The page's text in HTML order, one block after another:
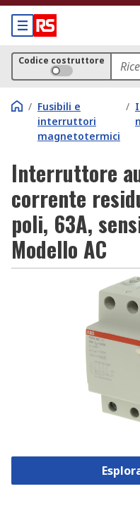
Codice costruttore
/ Fusibili e
interruttori
magnetotermici
/
Interruttore
corrente
poli, 63A,
Modello AC